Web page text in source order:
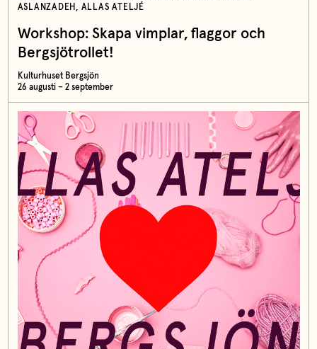
ASLANZADEH, ALLAS ATELJÉ
Workshop: Skapa vimplar, flaggor och
Bergsjötrollet!
Kulturhuset Bergsjön
26 augusti – 2 september